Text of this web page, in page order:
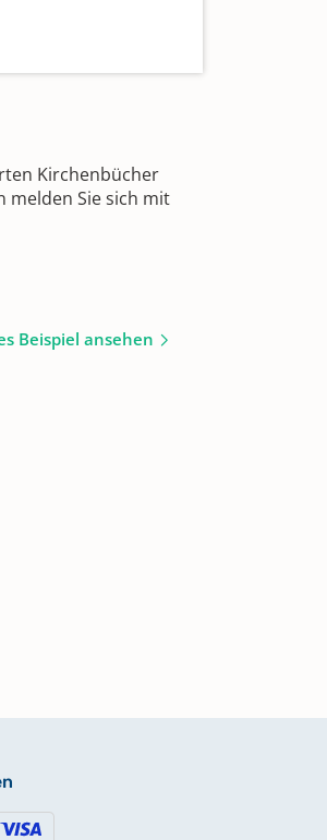
Kirchenbücher
melden Sie sich mit
Beispiel ansehen